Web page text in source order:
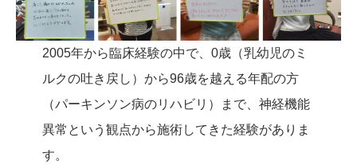
2005年から臨床経験の中で、0歳（乳幼児のミ
ルクの吐き戻し）から96歳を越える年配の方
（パーキンソン病のリハビリ）まで、神経機能
異常という観点から施術してきた経験がありま
す。